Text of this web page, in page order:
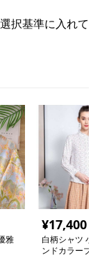
択基準に入れて
雅
¥17,400
白柄シャツ 小
ンドカラーブ